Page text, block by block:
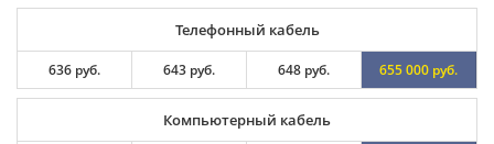
Телефонный кабель
636 руб. 643 руб. 648 руб. 655 000 руб.
Компьютерный кабель